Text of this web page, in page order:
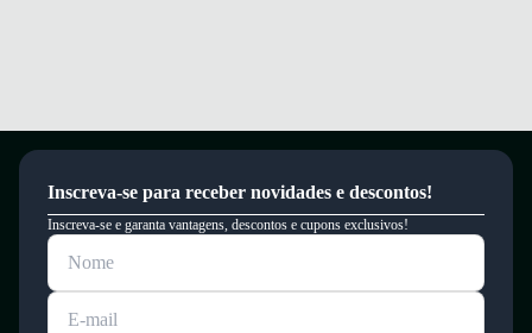
Inscreva-se para receber novidades e descontos!
Inscreva-se e garanta vantagens, descontos e cupons exclusivos!